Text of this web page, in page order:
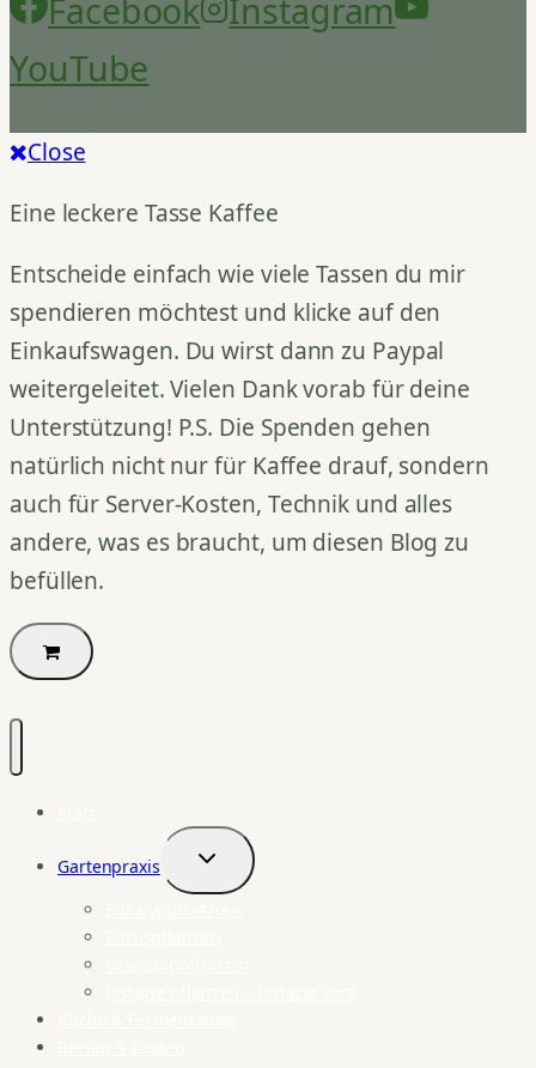
Facebook
Instagram
YouTube
Close
Eine leckere Tasse Kaffee
Entscheide einfach wie viele Tassen du mir
spendieren möchtest und klicke auf den
Einkaufswagen. Du wirst dann zu Paypal
weitergeleitet. Vielen Dank vorab für deine
Unterstützung! P.S. Die Spenden gehen
natürlich nicht nur für Kaffee drauf, sondern
auch für Server-Kosten, Technik und alles
andere, was es braucht, um diesen Blog zu
befüllen.
Gartenpraxis
Untermenü
umschalten